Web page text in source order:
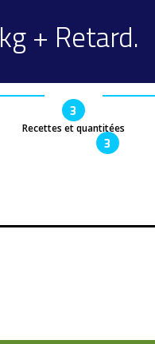
+ Retard.
3
Recettes et quantitées
3